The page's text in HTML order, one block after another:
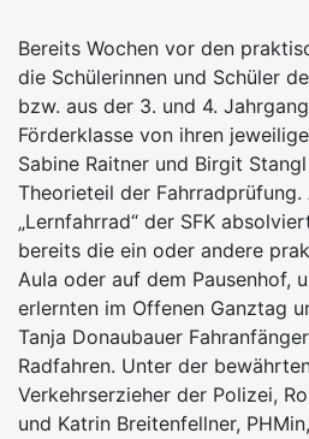
Bereits Wochen vor den
die Schülerinnen und Schüler
bzw. aus der 3. und 4.
Förderklasse von ihren
Sabine Raitner und Birgit
Theorieteil der
„Lernfahrrad“ der SFK
bereits die ein oder andere
Aula oder auf dem Pausenhof,
erlernten im Offenen Ganztag
Tanja Donaubauer
Radfahren. Unter der
Verkehrserzieher der Polizei,
und Katrin Breitenfellner,